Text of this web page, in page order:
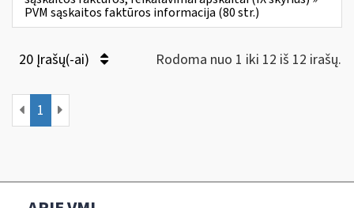
PVM sąskaitos faktūros informacija (80 str.)
20 Įrašų(-ai) Rodoma nuo 1 iki 12 iš 12 irašų.
1